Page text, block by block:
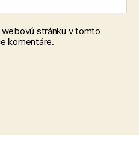
stránku v tomto
komentáre.